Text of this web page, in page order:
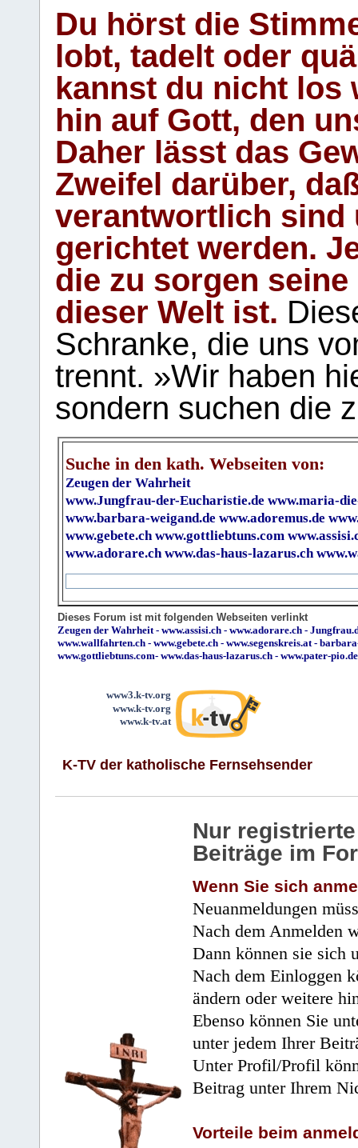
Du hörst die
lobt, tadelt oder
kannst du nicht los
hin auf Gott, den
Daher lässt das
Zweifel darüber,
verantwortlich sind
gerichtet werden.
die zu sorgen
dieser Welt ist.
Schranke, die uns
trennt. »Wir haben
sondern suchen die
Suche in den kath. Webseiten von:
Zeugen der Wahrheit
www.Jungfrau-der-Eucharistie.de www.maria-
www.barbara-weigand.de www.adoremus.de
www.gebete.ch www.gottliebtuns.com
www.adorare.ch www.das-haus-lazarus.ch
Dieses Forum ist mit folgenden Webseiten verlinkt
Zeugen der Wahrheit- www.assisi.ch - www.adorare.ch -
www.wallfahrten.ch - www.gebete.ch - www.segenskreis.at-
www.gottliebtuns.com- www.das-haus-lazarus.ch - www.pater-pio.de
www3.k-tv.org
www.k-tv.org
www.k-tv.at
K-TV der katholische Fernsehsender
Nur
Beiträge im
Wenn Sie sich
Neuanmeldungen
Nach dem Anmelden
Dann können sie sich
Nach dem Einloggen
ändern oder weitere
Ebenso können Sie
unter jedem Ihrer
Unter Profil/Profil
Beitrag unter Ihrem
Vorteile beim